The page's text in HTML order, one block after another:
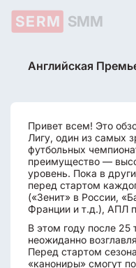
SERM SMM
Английская
Привет всем! Это
Лигу, один из самых
футбольных
преимущество —
уровень. Пока в
перед стартом
(«Зенит» в России,
Франции и т.д.), АПЛ
В этом году после 25
неожиданно
Перед стартом
«канониры» смогут